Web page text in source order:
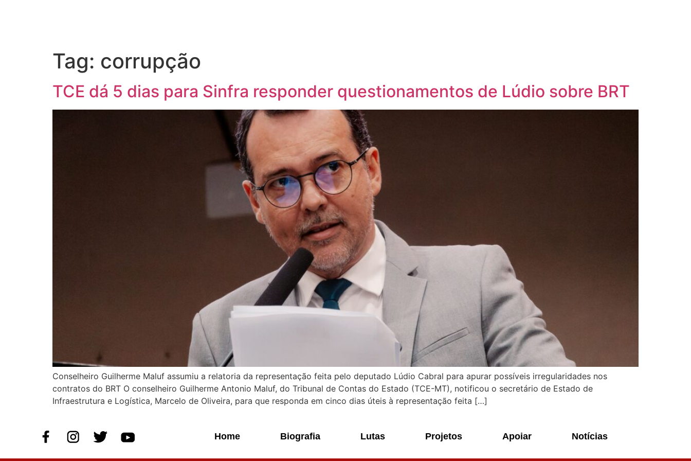
Tag: corrupção
TCE dá 5 dias para Sinfra responder questionamentos de Lúdio sobre BRT
Conselheiro Guilherme Maluf assumiu a relatoria da representação feita pelo deputado Lúdio Cabral para apurar possíveis irregularidades nos
contratos do BRT O conselheiro Guilherme Antonio Maluf, do Tribunal de Contas do Estado (TCE-MT), notificou o secretário de Estado de
Infraestrutura e Logística, Marcelo de Oliveira, para que responda em cinco dias úteis à representação feita […]
Home Biografia Lutas Projetos Apoiar Notícias